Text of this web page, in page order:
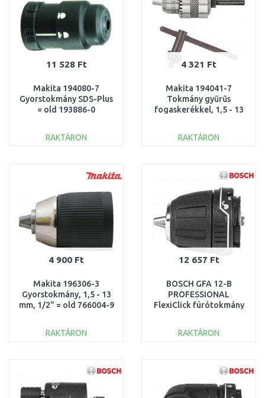
11 528 Ft
Makita 194080-7
Gyorstokmány SDS-Plus
= old 193886-0
RAKTÁRON
Összehasonlítás
4 321 Ft
Makita 194041-7
Tokmány gyűrűs
fogaskerékkel, 1,5 - 13
Plus rögzítéshez
RAKTÁRON
Összehasonlítás
4 900 Ft
Makita 196306-3
Gyorstokmány, 1,5 - 13
mm, 1/2" = old 766004-9
RAKTÁRON
Összehasonlítás
12 657 Ft
BOSCH GFA 12-B
PROFESSIONAL
FlexiClick fúrótokmány
RAKTÁRON
Összehasonlítás